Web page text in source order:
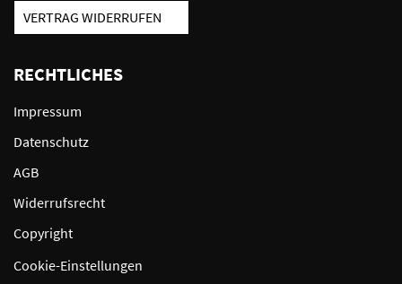
VERTRAG WIDERRUFEN
RECHTLICHES
Impressum
Datenschutz
AGB
Widerrufsrecht
Copyright
Cookie-Einstellungen